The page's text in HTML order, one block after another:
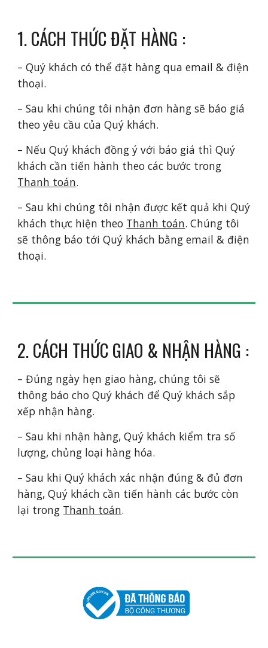
1. CÁCH THỨC ĐẶT HÀNG :
– Quý khách có thể đặt hàng qua email & điện
thoại.
– Sau khi chúng tôi nhận đơn hàng sẽ báo giá
theo yêu cầu của Quý khách.
– Nếu Quý khách đồng ý với báo giá thì Quý
khách cần tiến hành theo các bước trong
Thanh toán.
– Sau khi chúng tôi nhận được kết quả khi Quý
khách thực hiện theo Thanh toán. Chúng tôi
sẽ thông báo tới Quý khách bằng email & điện
thoại.
2. CÁCH THỨC GIAO & NHẬN HÀNG :
– Đúng ngày hẹn giao hàng, chúng tôi sẽ
thông báo cho Quý khách để Quý khách sắp
xếp nhận hàng.
– Sau khi nhận hàng, Quý khách kiểm tra số
lượng, chủng loại hàng hóa.
– Sau khi Quý khách xác nhận đúng & đủ đơn
hàng, Quý khách cần tiến hành các bước còn
lại trong Thanh toán.